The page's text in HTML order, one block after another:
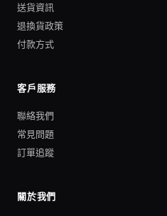
送貨資訊
退換貨政策
付款方式
客戶服務
聯絡我們
常見問題
訂單追蹤
關於我們